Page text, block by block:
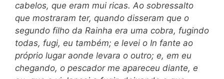
cabelos, que eram mui ricas. Ao sobressalto
que mostraram ter, quando disseram que o
segundo filho da Rainha era uma cobra, fugindo
todas, fugi, eu também; e levei o In fante ao
próprio lugar aonde levara o outro; e, em eu
chegando, o pescador me apareceu diante, e